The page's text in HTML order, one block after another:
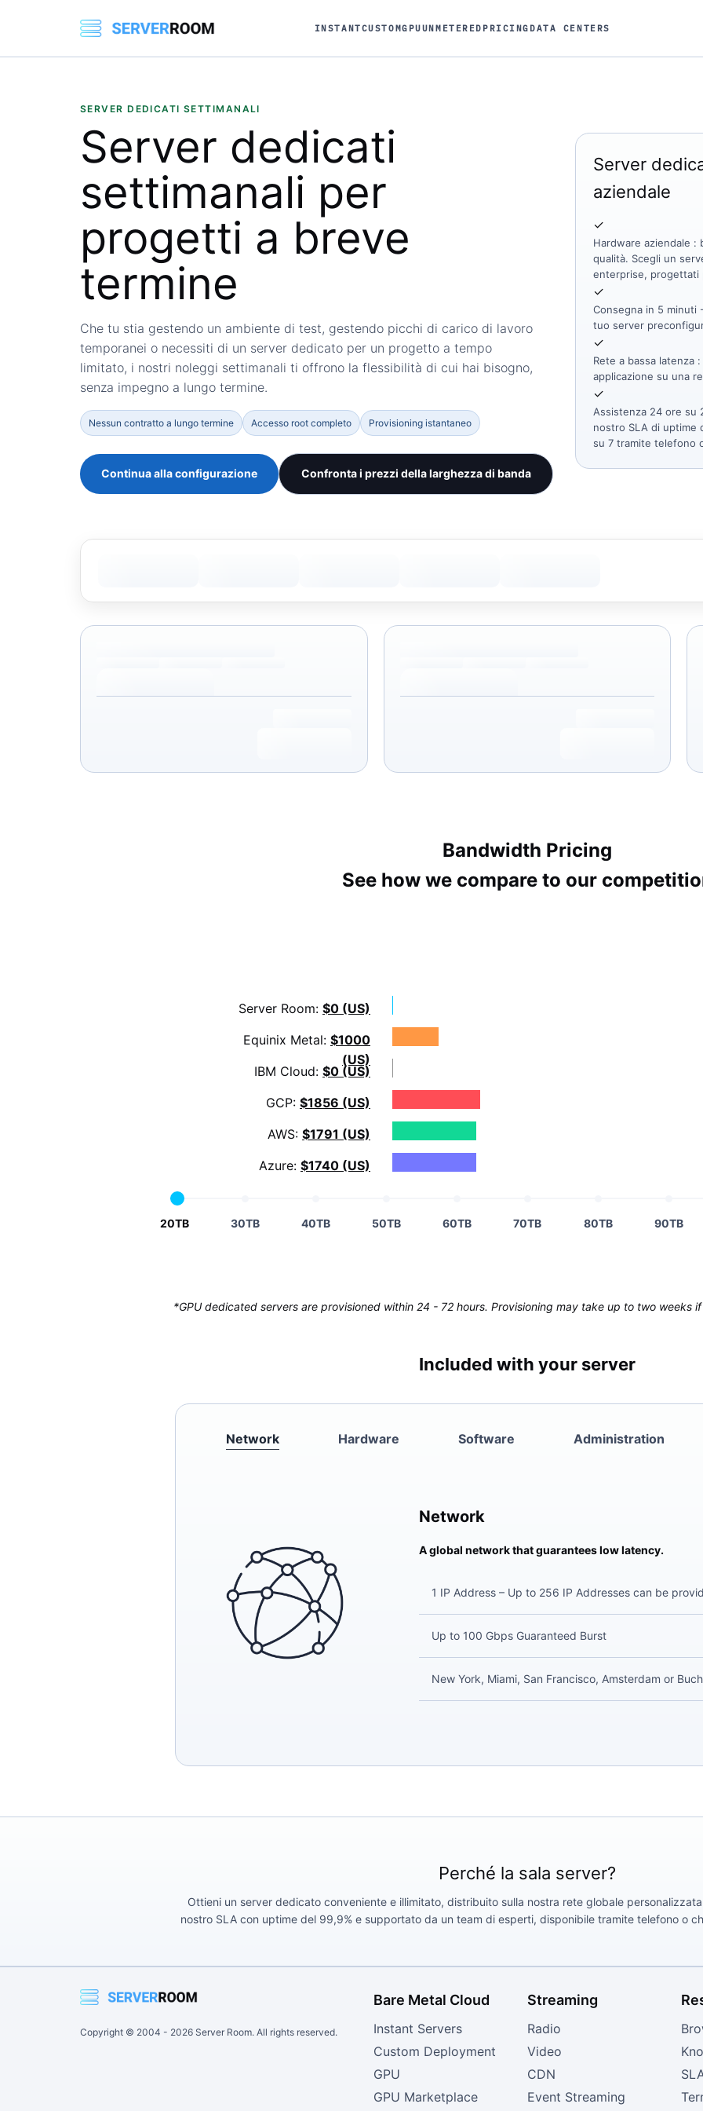
INSTANTCUSTOMGPUUNMETERED PRICING DATA CENTERS
SERVER DEDICATI SETTIMANALI
Server dedicati
settimanali per
progetti a breve
termine
Che tu stia gestendo un ambiente di test, gestendo picchi di carico di lavoro
temporanei o necessiti di un server dedicato per un progetto a tempo
limitato, i nostri noleggi settimanali ti offrono la flessibilità di cui hai bisogno,
senza impegno a lungo termine.
Nessun contratto a lungo termine Accesso root completo Provisioning istantaneo
Continua alla configurazione Confronta i prezzi della larghezza di banda
Server
aziendale
✓
Hardware aziendale :
qualità. Scegli un
enterprise, progettati
✓
Consegna in 5 minuti
tuo server
✓
Rete a bassa latenza:
applicazione su una
✓
Assistenza 24 ore su
nostro SLA di uptime
su 7 tramite telefono
Bandwidth Pricing
See how we compare to our
Server Room: $0 (US)
Equinix Metal: $1000
(US)
IBM Cloud: $0 (US)
GCP: $1856 (US)
AWS: $1791 (US)
Azure: $1740 (US)
20TB 30TB 40TB 50TB 60TB 70TB 80TB 90TB
*GPU dedicated servers are provisioned within 24 - 72 hours. Provisioning may take up to two weeks
Included with your server
Network Hardware Software Administration
Network
A global network that guarantees low latency.
1 IP Address – Up to 256 IP Addresses can be
Up to 100 Gbps Guaranteed Burst
New York, Miami, San Francisco, Amsterdam or
Perché la sala server?
Ottieni un server dedicato conveniente e illimitato, distribuito sulla nostra rete globale
nostro SLA con uptime del 99,9% e supportato da un team di esperti, disponibile tramite telefono o
Copyright © 2004 - 2026 Server Room. All rights reserved.
Bare Metal Cloud
Instant Servers
Custom Deployment
GPU
GPU Marketplace
Streaming
Radio
Video
CDN
Event Streaming